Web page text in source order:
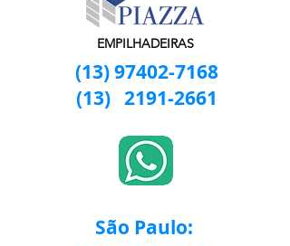
EMPILHADEIRAS
(13) 97402-7168
(13) 2191-2661
São Paulo: